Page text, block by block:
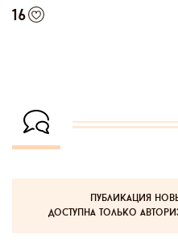
16
публикация
доступна только